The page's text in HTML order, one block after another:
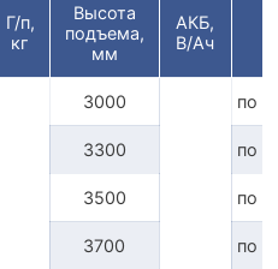
Г/п,
кг
Высота
подъема,
мм
АКБ,
В/Ач
3000 по
3300 по
3500 по
3700 по